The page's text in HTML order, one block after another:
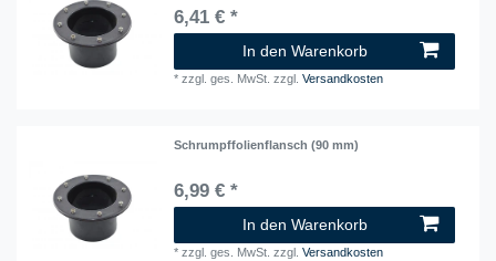
6,41 € *
In den Warenkorb
*zzgl. ges. MwSt. zzgl.Versandkosten
Schrumpffolienflansch (90 mm)
6,99 € *
In den Warenkorb
*zzgl. ges. MwSt. zzgl.Versandkosten